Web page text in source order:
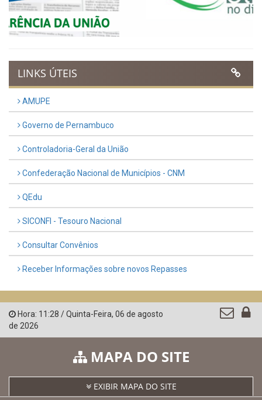
UTILIDADE PÚBLICA
Previous Next
LINKS ÚTEIS
QEdu
Consultar Convênios